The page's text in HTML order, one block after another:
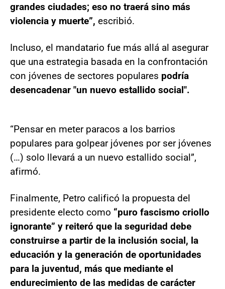
grandes ciudades; eso no traerá sino más
violencia y muerte”, escribió.
Incluso, el mandatario fue más allá al asegurar
que una estrategia basada en la confrontación
con jóvenes de sectores populares podría
desencadenar "un nuevo estallido social".
“Pensar en meter paracos a los barrios
populares para golpear jóvenes por ser jóvenes
(…) solo llevará a un nuevo estallido social”,
afirmó.
Finalmente, Petro calificó la propuesta del
presidente electo como “puro fascismo criollo
ignorante” y reiteró que la seguridad debe
construirse a partir de la inclusión social, la
educación y la generación de oportunidades
para la juventud, más que mediante el
endurecimiento de las medidas de carácter